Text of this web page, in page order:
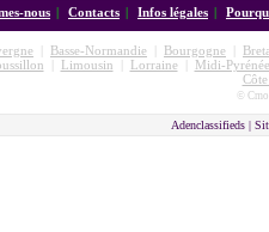
nous | Contacts | Infos légales |
Basse-Normandie Bourgogne
Limousin Lorraine|
Midi-
©
Adenclassifieds |